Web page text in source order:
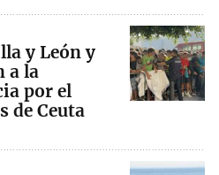
y León y
a la
por el
de Ceuta